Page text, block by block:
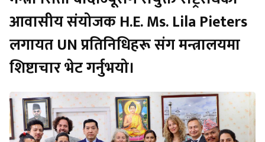
आवासीय संयोजक H.E. Ms. Lila Pieters
लगायत UN प्रतिनिधिहरू संग मन्त्रालयमा
शिष्टाचार भेट गर्नुभयो।